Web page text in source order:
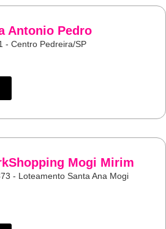
Antonio Pedro
- Centro Pedreira/SP
Mogi Mirim
- Loteamento Santa Ana Mogi